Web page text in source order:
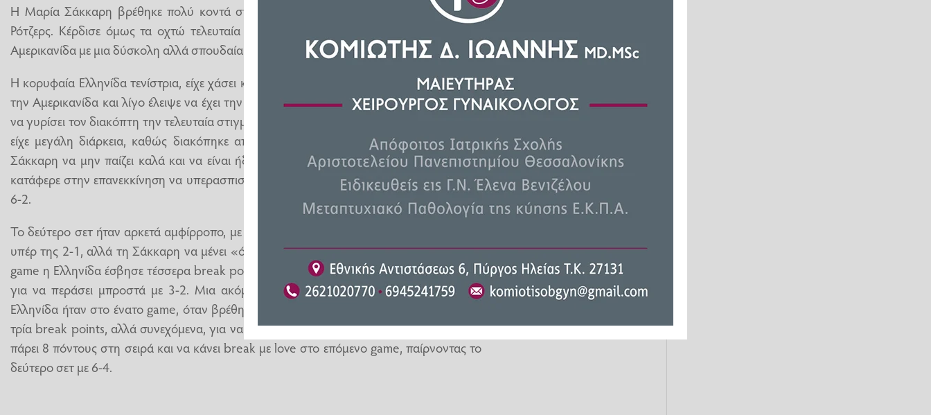
Η Μαρία Σάκκαρη βρέθηκε πολύ κοντά στο να χάσει για τέταρτη σερί φορά από τη
Ρότζερς. Κέρδισε όμως τα οχτώ τελευταία games της αναμέτρησης και απέκλεισε την
Αμερικανίδα με μια δύσκολη αλλά σπουδαία νίκη με 2-1 σετ (2-6, 6-4, 6-0).
Η κορυφαία Ελληνίδα τενίστρια, είχε χάσει και στις τρεις προηγούμενες αναμετρήσεις με
την Αμερικανίδα και λίγο έλειψε να έχει την ίδια μοίρα κι αυτή τη φορά. Κατάφερε όμως
να γυρίσει τον διακόπτη την τελευταία στιγμή και να αλλάξει τα δεδομένα. Η αναμέτρηση
είχε μεγάλη διάρκεια, καθώς διακόπηκε από τη βροχή στα μέσα του 1ου σετ, με τη
Σάκκαρη να μην παίζει καλά και να είναι ήδη πίσω με διπλό break στο 1-4. Η Ρότζερς
κατάφερε στην επανεκκίνηση να υπερασπιστεί το σερβίς της και να κλείσει το σετ για το
6-2.
Το δεύτερο σετ ήταν αρκετά αμφίρροπο, με την Ρότζερς να κάνει πρώτη το break για το
υπέρ της 2-1, αλλά τη Σάκκαρη να μένει «όρθια» και να ισοφαρίζει σε 2-2. Στο επόμενο
game η Ελληνίδα έσβησε τέσσερα break points και κατάφερε να κρατήσει το σερβίς της,
για να περάσει μπροστά με 3-2. Μια ακόμα πολύ δύσκολη στιγμή για την 27χρονη
Ελληνίδα ήταν στο ένατο game, όταν βρέθηκε πίσω με 4-4, 0-40. Αυτή τη φορά έσβησε
τρία break points, αλλά συνεχόμενα, για να κρατήσει ξανά το σερβίς της και μάλιστα να
πάρει 8 πόντους στη σειρά και να κάνει break με love στο επόμενο game, παίρνοντας το
δεύτερο σετ με 6-4.